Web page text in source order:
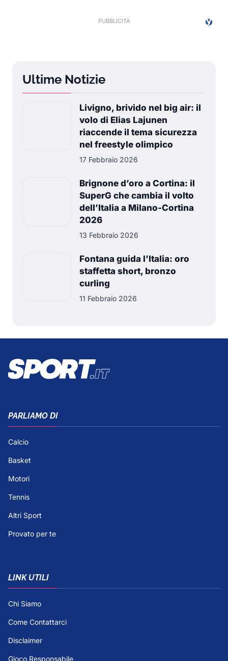
Ultime Notizie
Livigno, brivido nel big air: il
volo di Elias Lajunen
riaccende il tema sicurezza
nel freestyle olimpico
17 Febbraio 2026
Brignone d’oro a Cortina: il
SuperG che cambia il volto
dell’Italia a Milano-Cortina
2026
13 Febbraio 2026
Fontana guida l'Italia: oro
staffetta short, bronzo
curling
11 Febbraio 2026
PARLIAMO DI
Calcio
Basket
Motori
Tennis
Altri Sport
Provato per te
LINK UTILI
Chi Siamo
Come Contattarci
Disclaimer
Gioco Responsabile